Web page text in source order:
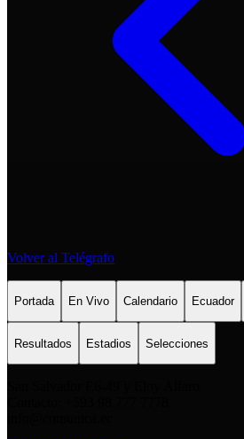
Volver al Telégrafo
Portada En Vivo Calendario Ecuador
Resultados Estadios Selecciones